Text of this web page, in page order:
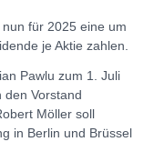
für 2025 eine um
je Aktie zahlen.
Pawlu zum 1. Juli
den Vorstand
Möller soll
in Berlin und Brüssel